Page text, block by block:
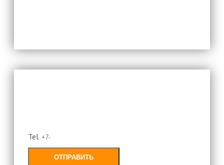
Tel
ОТПРАВИТЬ